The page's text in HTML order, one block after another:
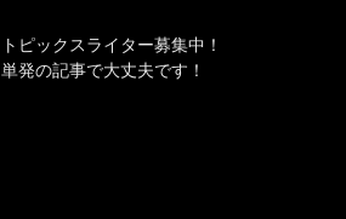
トピックスライター募集中！
単発の記事で大丈夫です！